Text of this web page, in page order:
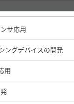
サ応用
ングデバイスの開発
用